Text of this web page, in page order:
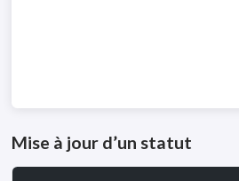
Mise à jour d’un statut